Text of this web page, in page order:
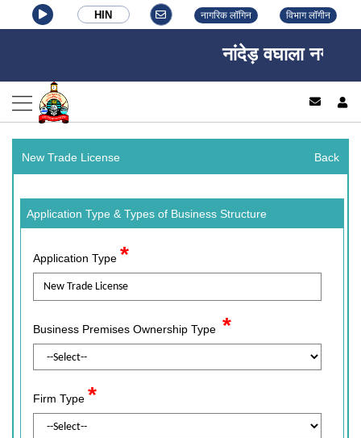
HIN नागरिक लॉगिन विभाग लॉगीन
नांदेड़ वघाला नगर
New Trade License Back
Application Type & Types of Business Structure
Application Type *
Business Premises Ownership Type *
Firm Type *